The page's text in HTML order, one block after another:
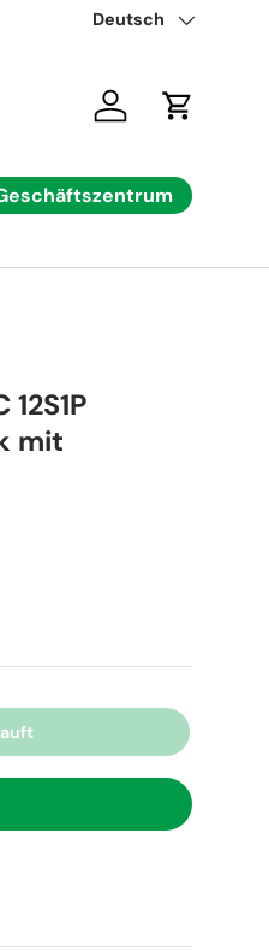
Rüste dein Modell mit
Sprache
Deutsch
Einloggen
mit